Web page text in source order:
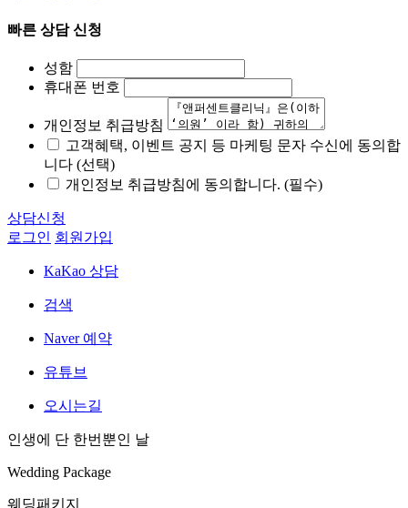
빠른 상담 신청
성함
휴대폰 번호
개인정보 취급방침
고객혜택, 이벤트 공지 등 마케팅 문자 수신에 동의합
니다 (선택)
개인정보 취급방침에 동의합니다. (필수)
상담신청
로그인 회원가입
KaKao 상담
검색
Naver 예약
유튜브
오시는길
인생에 단 한번뿐인 날
Wedding Package
웨딩패키지